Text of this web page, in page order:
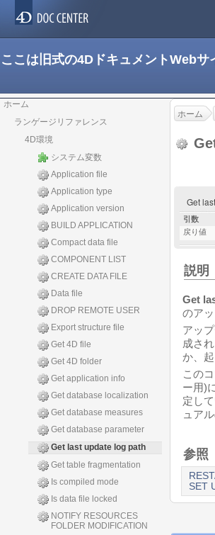
ここは旧式の4DドキュメントWeb
ホーム
ランゲージリファレンス
4D環境
システム変数
Application file
Application type
Application version
BUILD APPLICATION
Compact data file
COMPONENT LIST
CREATE DATA FILE
Data file
DROP REMOTE USER
Export structure file
Get 4D file
Get 4D folder
Get application info
Get database localization
Get database measures
Get database parameter
Get last update log path
Get table fragmentation
Is compiled mode
Is data file locked
NOTIFY RESOURCES
FOLDER MODIFICATION
ホーム
Get
引数
戻り値
説明
Get
のア
アッ
成さ
か、
この
ー用)
定し
ュア
参照
SET